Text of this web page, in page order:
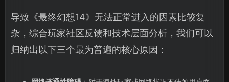
导致《最终幻想14》无法正常进入的因素比较复
杂，综合玩家社区反馈和技术层面分析，我们可以
归纳出以下三个最为普遍的核心原因：